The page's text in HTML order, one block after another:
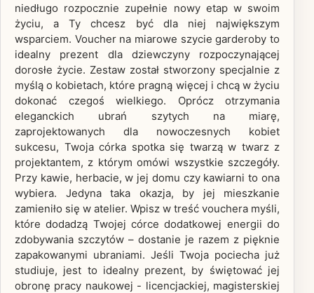
niedługo rozpocznie zupełnie nowy etap w swoim
życiu, a Ty chcesz być dla niej największym
wsparciem. Voucher na miarowe szycie garderoby to
idealny prezent dla dziewczyny rozpoczynającej
dorosłe życie. Zestaw został stworzony specjalnie z
myślą o kobietach, które pragną więcej i chcą w życiu
dokonać czegoś wielkiego. Oprócz otrzymania
eleganckich ubrań szytych na miarę,
zaprojektowanych dla nowoczesnych kobiet
sukcesu, Twoja córka spotka się twarzą w twarz z
projektantem, z którym omówi wszystkie szczegóły.
Przy kawie, herbacie, w jej domu czy kawiarni to ona
wybiera. Jedyna taka okazja, by jej mieszkanie
zamieniło się w atelier. Wpisz w treść vouchera myśli,
które dodadzą Twojej córce dodatkowej energii do
zdobywania szczytów – dostanie je razem z pięknie
zapakowanymi ubraniami. Jeśli Twoja pociecha już
studiuje, jest to idealny prezent, by świętować jej
obronę pracy naukowej - licencjackiej, magisterskiej